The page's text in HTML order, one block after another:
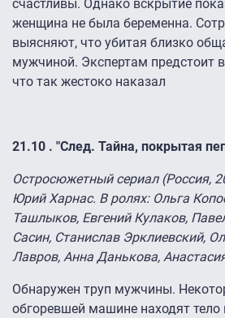
счастливы. Однако вскрытие
женщина не была беременна.
выясняют, что убитая близко
мужчиной. Экспертам предстоит
что так жестоко наказал
21.10 . "След. Тайна, покрытая
Остросюжетный сериал (Россия,
Юрий Харнас. В ролях: Ольга
Ташлыков, Евгений Кулаков,
Сасин, Станислав Эрклиевский,
Лавров, Анна Данькова,
Обнаружен труп мужчины.
обгоревшей машине находят